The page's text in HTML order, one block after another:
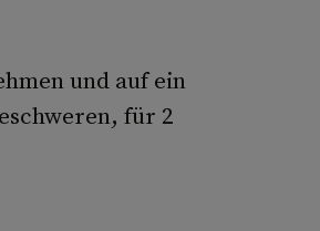
und auf ein
für 2